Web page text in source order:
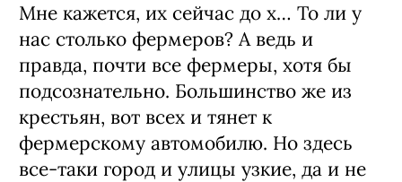
Мне кажется, их сейчас до х… То ли у
нас столько фермеров? А ведь и
правда, почти все фермеры, хотя бы
подсознательно. Большинство же из
крестьян, вот всех и тянет к
фермерскому автомобилю. Но здесь
все-таки город и улицы узкие, да и не